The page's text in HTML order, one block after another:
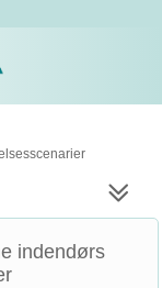
indendørs